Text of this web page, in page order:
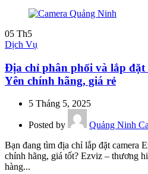
05 Th5
Dịch Vụ
Địa chỉ phân phối và lắp đặt
Yên chính hãng, giá rẻ
5 Tháng 5, 2025
Posted by
Quảng Ninh
Bạn đang tìm địa chỉ lắp đặt camera
chính hãng, giá tốt? Ezviz – thương
hàng...